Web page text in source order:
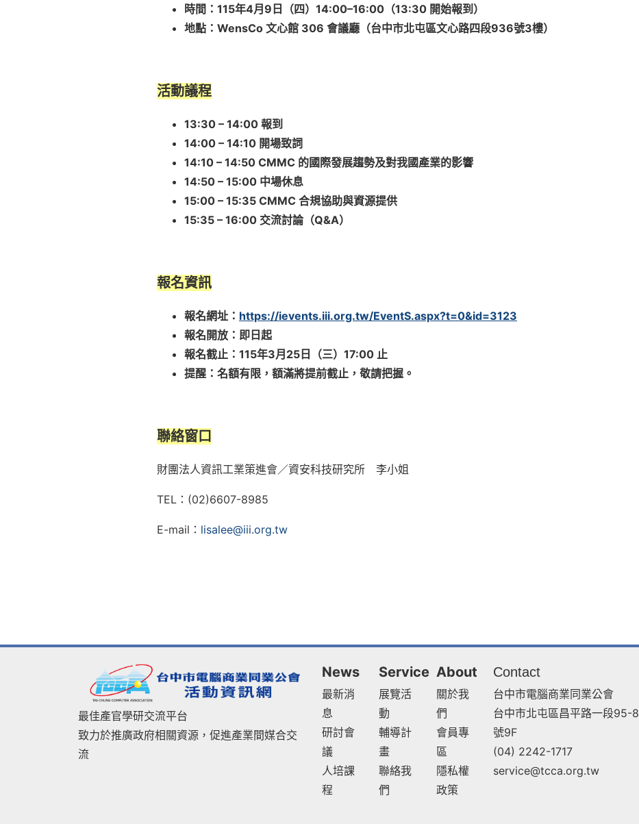
時間： 115年4月 9 日（四） 14:00–16:00 （13:30 開始報到）
地點： WensCo 文心館 306 會議廳（台中市北屯區文心路四段936號3樓）
活動議程
13:30 – 14:00 報到
14:00 – 14:10 開場致詞
14:10 – 14:50 CMMC 的國際發展趨勢及對我國產業的影響
14:50 – 15:00 中場休息
15:00 – 15:35 CMMC 合規協助與資源提供
15:35 – 16:00 交流討論（Q&A）
報名資訊
報名網址： https://ievents.iii.org.tw/EventS.aspx?t=0&id=3123
報名開放：即日起
報名截止： 115年3月 25 日（三） 17:00 止
提醒：名額有限，額滿將提前截止，敬請把握。
聯絡窗口
財團法人資訊工業策進會／資安科技研究所 李小姐
TEL：(02)6607-8985
E-mail： lisalee@iii.org.tw
最佳產官學研交流平台
致力於推廣政府相關資源，促進產業間媒合交
流
News
最新消
息
研討會
議
人培課
程
Service
展覽活
動
輔導計
畫
聯絡我
們
About
關於我
們
會員專
區
隱私權
政策
Contact
台中市電腦商業同業公會
台中市北屯區昌平路一段95-8
號9F
(04) 2242-1717
service@tcca.org.tw